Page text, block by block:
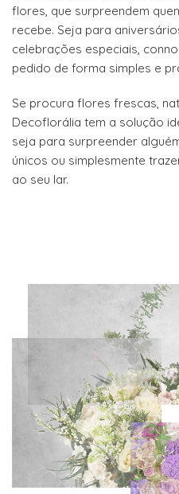
flores, que surpreendem
recebe. Seja para
celebrações especiais,
pedido de forma simples e
Se procura flores frescas,
Decoflorália tem a solução
seja para surpreender
únicos ou simplesmente
ao seu lar.